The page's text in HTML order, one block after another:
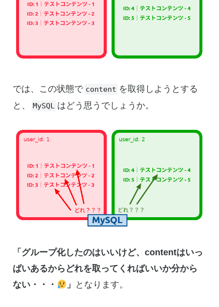
では、この状態で content を取得しようとする
と、
MySQL はどう思うでしょうか。
「グループ化したのはいいけど、contentはいっ
ぱいあるからどれを取ってくればいいか分から
ない・・・
」 となります。